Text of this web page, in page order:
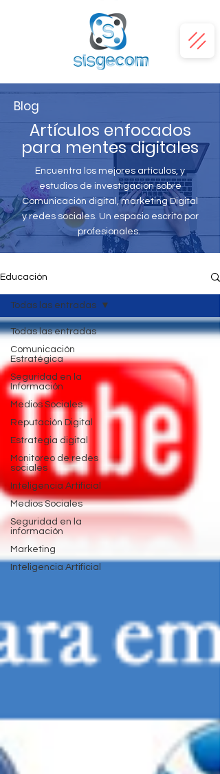
Blog
Artículos enfocados
para mentes digitales
Encuentra los mejores artículos, y
estudios de investigación sobre
Comunicación digital, marketing Digital
y redes sociales. Un espacio escrito por
profesionales.
Educación
Todas las entradas
Comunicación
Estratégica
Seguridad en la
Información
Medios Sociales
Reputación Digital
Estrategia digital
Monitoreo de redes
sociales
Inteligencia Artificial
Medios Sociales
Seguridad en la
información
Marketing
Inteligencia Artificial
Todas las entradas